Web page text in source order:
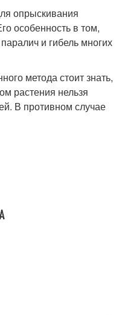
опрыскивания
особенность в том,
и гибель многих
метода стоит знать,
растения нельзя
В противном случае